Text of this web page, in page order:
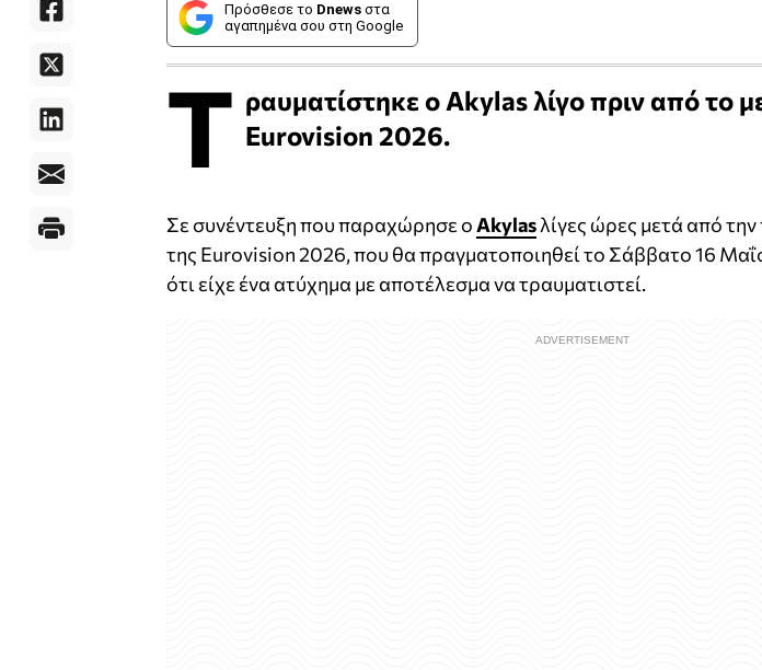
Πρόσθεσε το Dnews στα
αγαπημένα σου στη Google
Τ ραυματίστηκε ο Akylas λίγο πριν από το
Eurovision 2026.
Σε συνέντευξη που παραχώρησε οAkylasλίγες ώρες μετά από
της Eurovision 2026, που θα πραγματοποιηθεί το Σάββατο 16
ότι είχε ένα ατύχημα με αποτέλεσμα να τραυματιστεί.